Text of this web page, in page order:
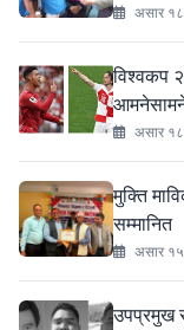
असार
विश्वकप
असार
मुक्ति
सम्मानित
असार
उपप्रमुख